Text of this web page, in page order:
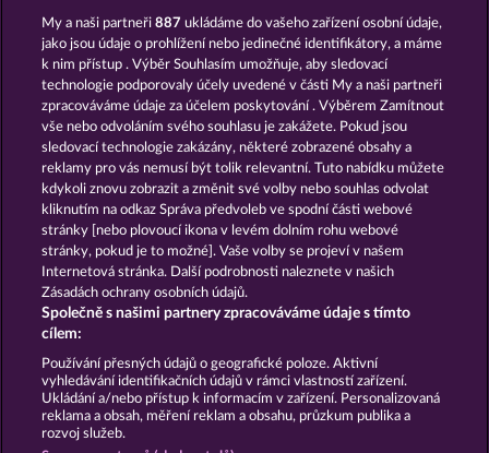
ROMAN LEGION XTREME MAAAX DIAMONDS
WILD RAPA NUI SUPER DUPER MOORHUHN
Podmínky
Kontakt Společnost Časté dotazy
My a naši partneři887 ukládáme do vašeho zařízení osobní údaje,
jako jsou údaje o prohlížení nebo jedinečné identifikátory, a máme
k nim přístup . Výběr Souhlasím umožňuje, aby sledovací
technologie podporovaly účely uvedené v části My a naši partneři
zpracováváme údaje za účelem poskytování . Výběrem Zamítnout
vše nebo odvoláním svého souhlasu je zakážete. Pokud jsou
sledovací technologie zakázány, některé zobrazené obsahy a
reklamy pro vás nemusí být tolik relevantní. Tuto nabídku můžete
kdykoli znovu zobrazit a změnit své volby nebo souhlas odvolat
kliknutím na odkaz Správa předvoleb ve spodní části webové
stránky [nebo plovoucí ikona v levém dolním rohu webové
stránky, pokud je to možné]. Vaše volby se projeví v našem
Internetová stránka. Další podrobnosti naleznete v našich
Zásadách ochrany osobních údajů.
Společně s našimi partnery zpracováváme údaje s tímto
cílem:
Používání přesných údajů o geografické poloze. Aktivní
vyhledávání identifikačních údajů v rámci vlastností zařízení.
Ukládání a/nebo přístup k informacím v zařízení. Personalizovaná
reklama a obsah, měření reklam a obsahu, průzkum publika a
rozvoj služeb.